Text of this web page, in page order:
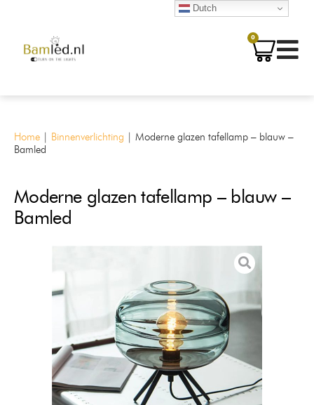
0
Home | Binnenverlichting | Moderne glazen tafellamp – blauw –
Bamled
Moderne glazen tafellamp – blauw –
Bamled
Dutch